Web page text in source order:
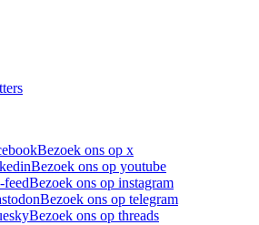
Bezoek ons op x
Bezoek ons op youtube
feedBezoek ons op instagram
Bezoek ons op telegram
Bezoek ons op threads